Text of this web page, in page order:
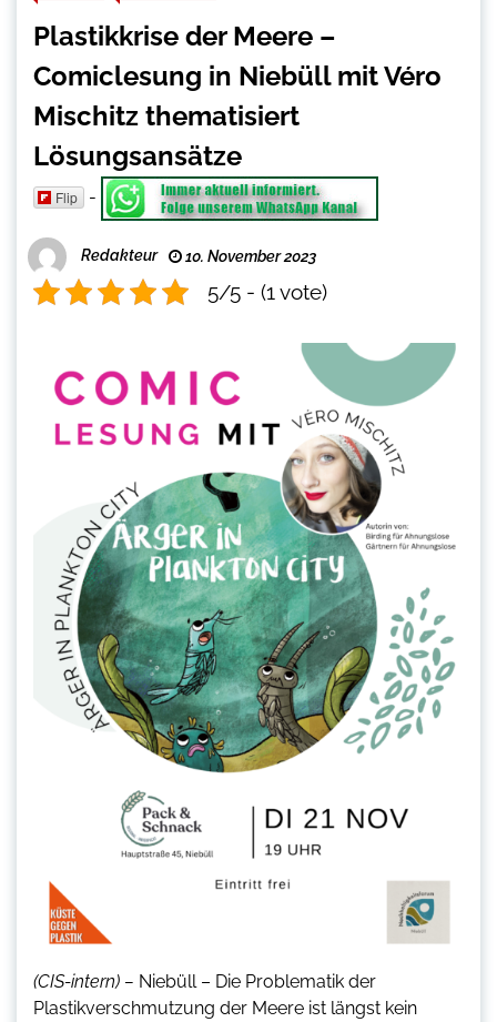
Plastikkrise der Meere –
Comiclesung in Niebüll mit Véro
Mischitz thematisiert
Lösungsansätze
Flip -
Redakteur 10. November 2023
5/5 - (1 vote)
(CIS-intern) – Niebüll – Die Problematik der
Plastikverschmutzung der Meere ist längst kein